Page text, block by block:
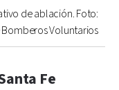
de ablación. Foto:
Voluntarios
Fe